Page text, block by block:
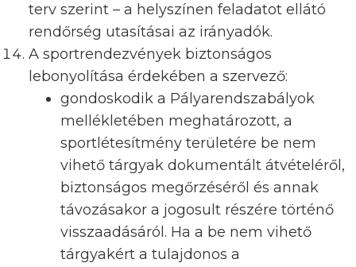
terv szerint – a helyszínen feladatot ellátó
rendőrség utasításai az irányadók.
A sportrendezvények biztonságos
lebonyolítása érdekében a szervező:
gondoskodik a Pályarendszabályok
mellékletében meghatározott, a
sportlétesítmény területére be nem
vihető tárgyak dokumentált átvételéről,
biztonságos megőrzéséről és annak
távozásakor a jogosult részére történő
visszaadásáról. Ha a be nem vihető
tárgyakért a tulajdonos a